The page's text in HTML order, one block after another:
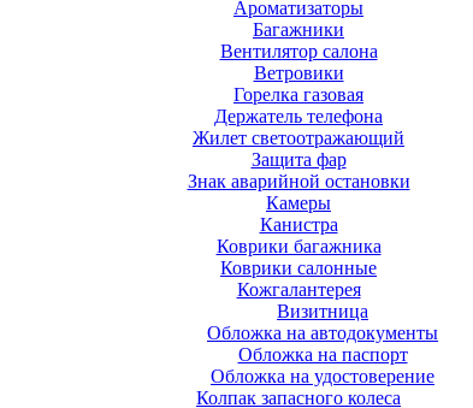
Ароматизаторы
Багажники
Вентилятор салона
Ветровики
Горелка газовая
Держатель телефона
Жилет светоотражающий
Защита фар
Знак аварийной остановки
Камеры
Канистра
Коврики багажника
Коврики салонные
Кожгалантерея
Визитница
Обложка на автодокументы
Обложка на паспорт
Обложка на удостоверение
Колпак запасного колеса